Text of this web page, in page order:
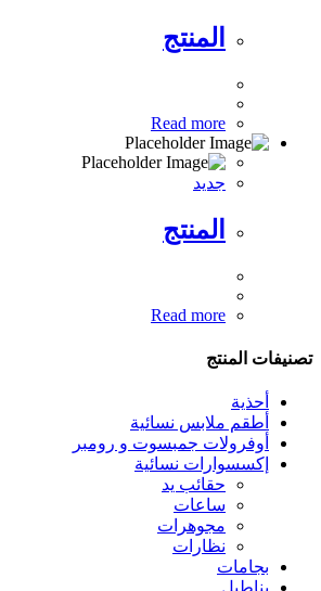
المنتج
Read more
جديد
المنتج
Read more
تصنيفات المنتج
أحذية
أطقم ملابس نسائية
أوفرولات جمبسوت و رومبر
إكسسوارات نسائية
حقائب يد
ساعات
مجوهرات
نظارات
بجامات